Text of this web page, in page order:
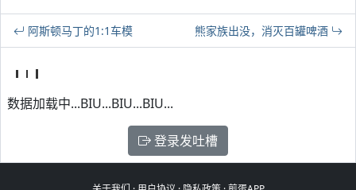
阿斯顿马丁的1:1车模 熊家族出没，消灭百罐啤酒
数据加载中...BIU...BIU...BIU...
登录发吐槽